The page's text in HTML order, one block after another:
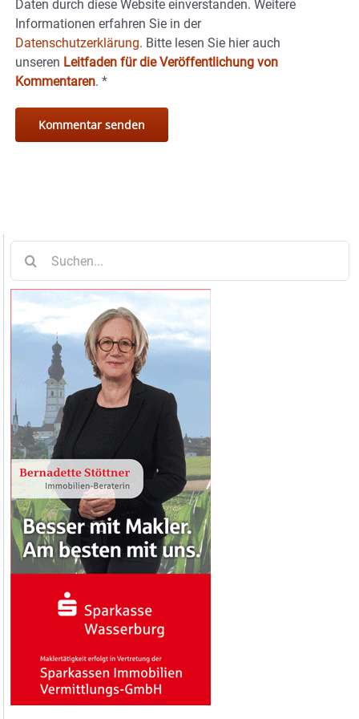
Daten durch diese Website einverstanden. Weitere
Informationen erfahren Sie in der
Datenschutzerklärung. Bitte lesen Sie hier auch
unseren Leitfaden für die Veröffentlichung von
Kommentaren. *
nach: